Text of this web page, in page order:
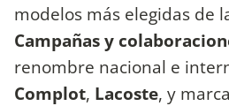
modelos más elegidas de
Campañas y
renombre nacional e
Complot, Lacoste, y